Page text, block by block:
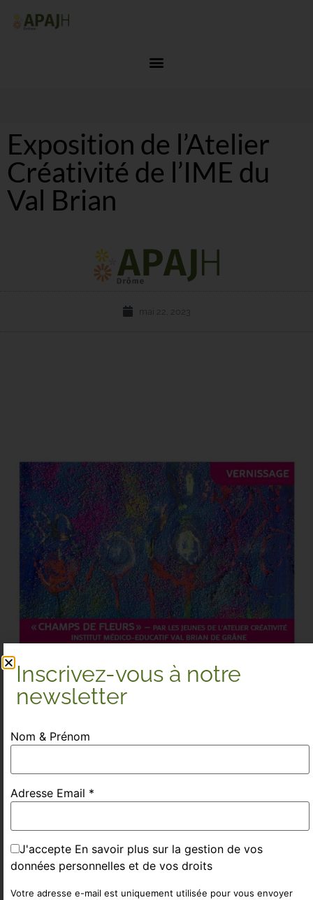
Exposition de l’Atelier
Créativité de l’IME du
Val Brian
mai 22, 2023
Inscrivez-vous à notre
newsletter
Nom & Prénom
Adresse Email *
J'accepteEn savoir plus sur la gestion de vos
données personnelles et de vos droits
Votre adresse e-mail est uniquement utilisée pour vous envoyer